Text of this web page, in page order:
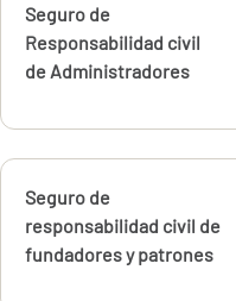
Calcúlalo ahora
Seguro de
Responsabilidad civil
de Administradores
Calcúlalo ahora
Seguro de
responsabilidad civil de
fundadores y patrones